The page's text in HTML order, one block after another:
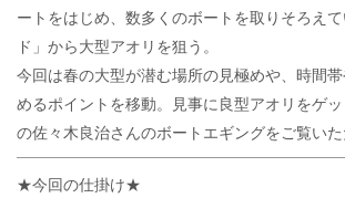
ートをはじめ、数多くのボートを取りそろえ
ド」から大型アオリを狙う。
今回は春の大型が潜む場所の見極めや、時間
めるポイントを移動。見事に良型アオリをゲ
の佐々木良治さんのボートエギングをご覧いた
★今回の仕掛け★